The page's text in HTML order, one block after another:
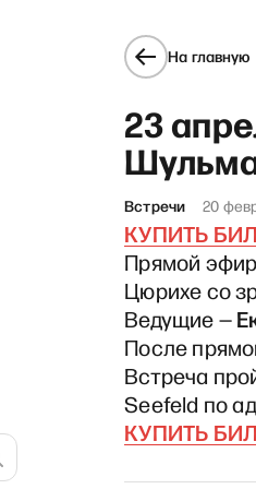
На главную
23
Встречи 20
КУПИТЬ
Прямой
Цюрихе со
Ведущие —
После
Встреча
Seefeld по
КУПИТЬ